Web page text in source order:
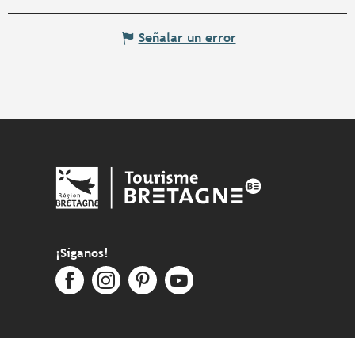
Señalar un error
¡Síganos!